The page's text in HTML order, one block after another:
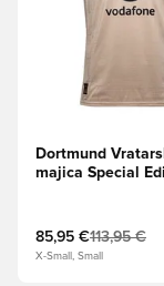
Dortmund
majica Special
85,95 €113,95 €
X-Small, Small